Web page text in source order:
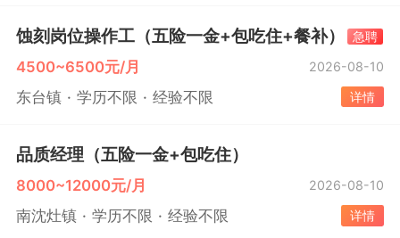
蚀刻岗位操作工（五险一金+包吃住+餐补） 急聘
4500~6500元/月 2026-08-10
东台镇 学历不限 经验不限 详情
品质经理（五险一金+包吃住）
8000~12000元/月 2026-08-10
南沈灶镇 学历不限 经验不限 详情